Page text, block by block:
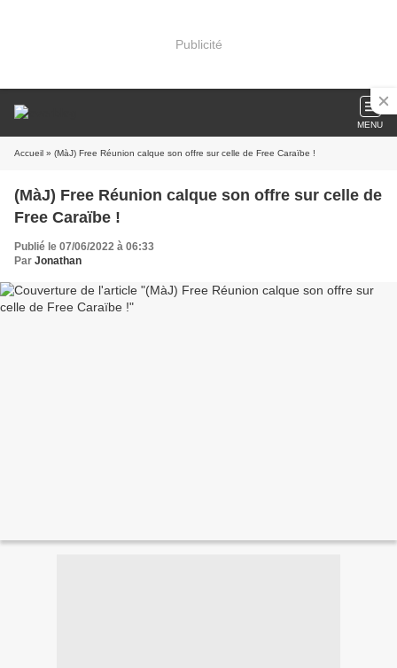
Publicité
MENU
Accueil » (MàJ) Free Réunion calque son offre sur celle de Free Caraïbe !
(MàJ) Free Réunion calque son offre sur celle de
Free Caraïbe !
Publié le 07/06/2022 à 06:33
Par Jonathan